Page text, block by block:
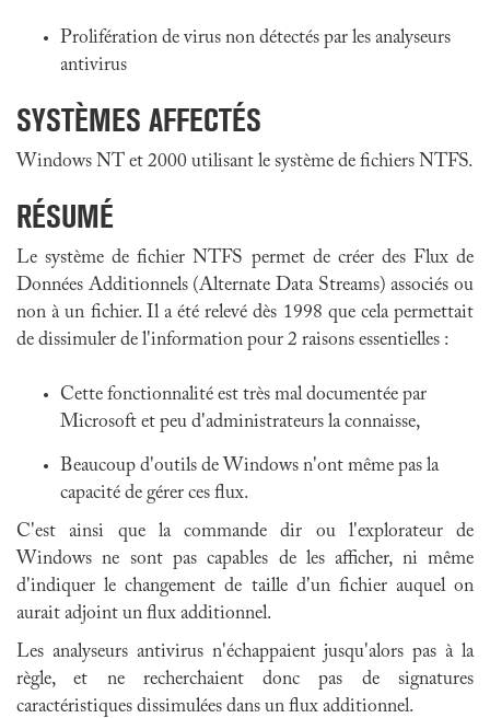
Prolifération de virus non détectés par les analyseurs
antivirus
SYSTÈMES AFFECTÉS
Windows NT et 2000 utilisant le système de fichiers NTFS.
RÉSUMÉ
Le système de fichier NTFS permet de créer des Flux de
Données Additionnels (Alternate Data Streams) associés ou
non à un fichier. Il a été relevé dès 1998 que cela permettait
de dissimuler de l'information pour 2 raisons essentielles :
Cette fonctionnalité est très mal documentée par
Microsoft et peu d'administrateurs la connaisse,
Beaucoup d'outils de Windows n'ont même pas la
capacité de gérer ces flux.
C'est ainsi que la commandedir ou l'explorateurde
Windows ne sont pas capables de les afficher, ni même
d'indiquer le changement de taille d'un fichier auquel on
aurait adjoint un flux additionnel.
Les analyseurs antivirus n'échappaient jusqu'alors pas à la
règle, et ne recherchaient donc pas de signatures
caractéristiques dissimulées dans un flux additionnel.